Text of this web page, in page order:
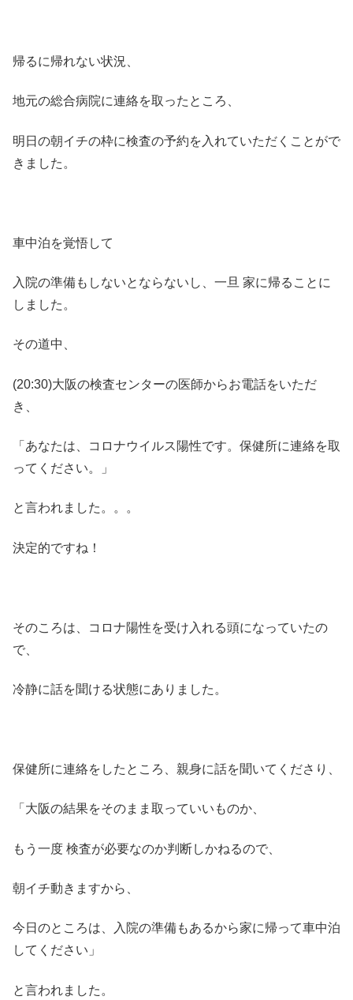
帰るに帰れない状況、
地元の総合病院に連絡を取ったところ、
明日の朝イチの枠に検査の予約を入れていただくことがで
きました。
車中泊を覚悟して
入院の準備もしないとならないし、一旦 家に帰ることに
しました。
その道中、
(20:30)大阪の検査センターの医師からお電話をいただ
き、
「あなたは、コロナウイルス陽性です。保健所に連絡を取
ってください。」
と言われました。。。
決定的ですね！
そのころは、コロナ陽性を受け入れる頭になっていたの
で、
冷静に話を聞ける状態にありました。
保健所に連絡をしたところ、親身に話を聞いてくださり、
「大阪の結果をそのまま取っていいものか、
もう一度 検査が必要なのか判断しかねるので、
朝イチ動きますから、
今日のところは、入院の準備もあるから家に帰って車中泊
してください」
と言われました。